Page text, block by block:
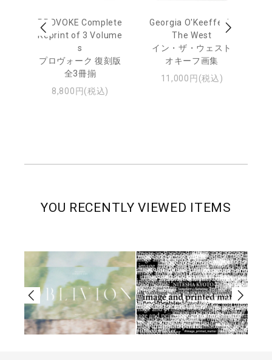
PROVOKE Complete
Reprint of 3 Volume
s
プロヴォーク 復刻版
全3冊揃
8,800円(税込)
Georgia O'Keeffe: In
The West
イン・ザ・ウェスト
オキーフ画集
11,000円(税込)
YOU RECENTLY VIEWED ITEMS